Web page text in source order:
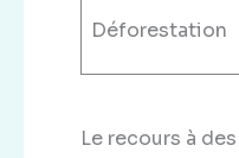
Déforestation
Le recours à